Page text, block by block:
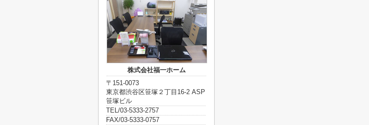
株式会社福一ホーム
〒151-0073
東京都渋谷区笹塚２丁目16-2 ASP
笹塚ビル
TEL/03-5333-2757
FAX/03-5333-0757